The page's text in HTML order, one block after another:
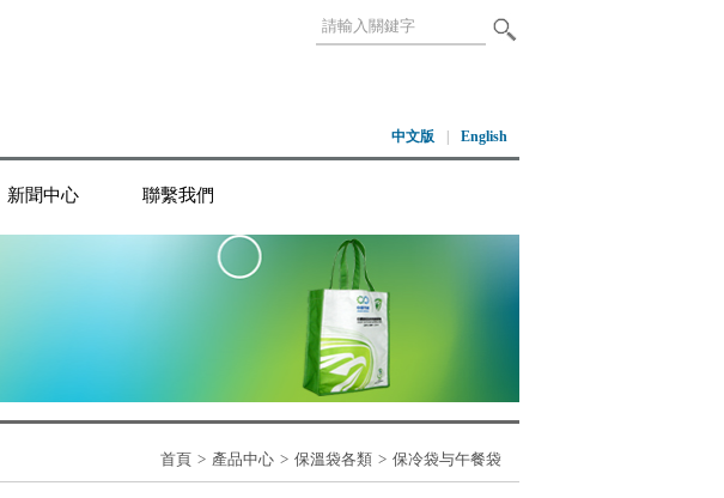
中文版 English
新聞中心 聯繫我們
首頁 > 產品中心 > 保溫袋各類 > 保冷袋与午餐袋